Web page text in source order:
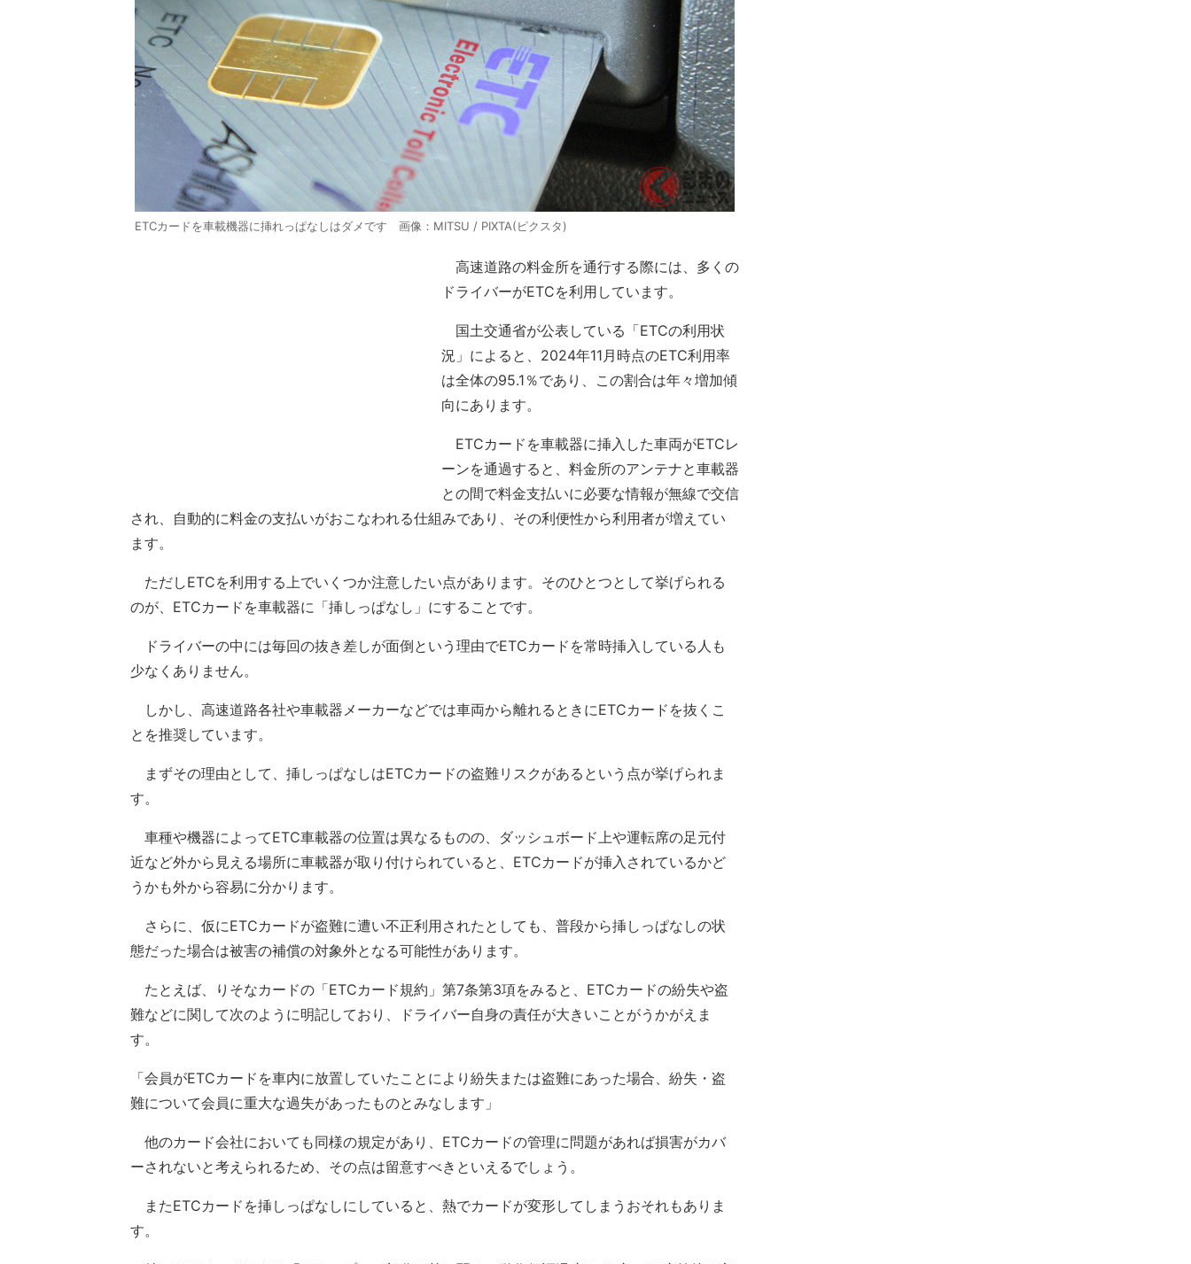
ETCカードを車載機器に挿れっぱなしはダメです 画像：MITSU / PIXTA(ピクスタ)
高速道路の料金所を通行する際には、多くの
ドライバーがETCを利用しています。
国土交通省が公表している「ETCの利用状
況」によると、2024年11月時点のETC利用率
は全体の95.1％であり、この割合は年々増加傾
向にあります。
ETCカードを車載器に挿入した車両がETCレ
ーンを通過すると、料金所のアンテナと車載器
との間で料金支払いに必要な情報が無線で交信
され、自動的に料金の支払いがおこなわれる仕組みであり、その利便性から利用者が増えてい
ます。
ただしETCを利用する上でいくつか注意したい点があります。そのひとつとして挙げられる
のが、ETCカードを車載器に「挿しっぱなし」にすることです。
ドライバーの中には毎回の抜き差しが面倒という理由でETCカードを常時挿入している人も
少なくありません。
しかし、高速道路各社や車載器メーカーなどでは車両から離れるときにETCカードを抜くこ
とを推奨しています。
まずその理由として、挿しっぱなしはETCカードの盗難リスクがあるという点が挙げられま
す。
車種や機器によってETC車載器の位置は異なるものの、ダッシュボード上や運転席の足元付
近など外から見える場所に車載器が取り付けられていると、ETCカードが挿入されているかど
うかも外から容易に分かります。
さらに、仮にETCカードが盗難に遭い不正利用されたとしても、普段から挿しっぱなしの状
態だった場合は被害の補償の対象外となる可能性があります。
たとえば、りそなカードの「ETCカード規約」第7条第3項をみると、ETCカードの紛失や盗
難などに関して次のように明記しており、ドライバー自身の責任が大きいことがうかがえま
す。
「会員がETCカードを車内に放置していたことにより紛失または盗難にあった場合、紛失・盗
難について会員に重大な過失があったものとみなします」
他のカード会社においても同様の規定があり、ETCカードの管理に問題があれば損害がカバ
ーされないと考えられるため、その点は留意すべきといえるでしょう。
またETCカードを挿しっぱなしにしていると、熱でカードが変形してしまうおそれもありま
す。